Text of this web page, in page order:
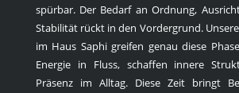
spürbar. Der Bedarf an Ordnung,
Stabilität rückt in den Vordergrund.
im Haus Saphi greifen genau diese
Energie in Fluss, schaffen innere
Präsenz im Alltag. Diese Zeit bringt